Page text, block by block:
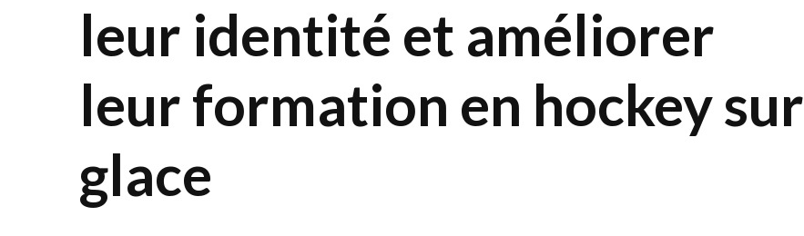
leur identité et améliorer
leur formation en hockey sur
glace